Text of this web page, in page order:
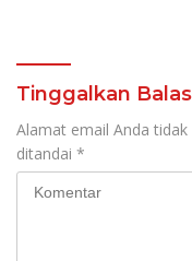
Tinggalkan
Alamat email Anda tidak
ditandai *